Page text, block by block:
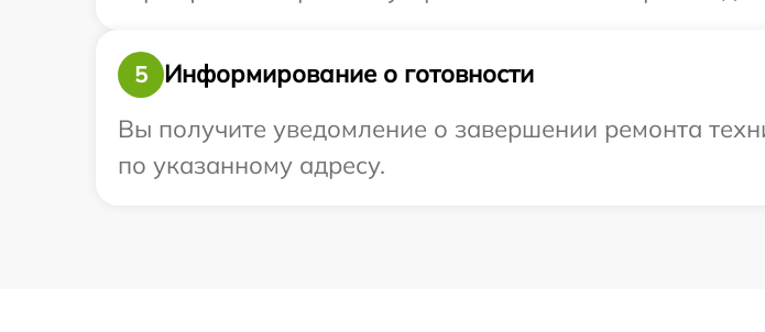
5
Информирование о готовности
Вы получите уведомление о завершении ремонта
по указанному адресу.